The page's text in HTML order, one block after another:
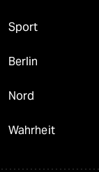
Sport
Berlin
Nord
Wahrheit